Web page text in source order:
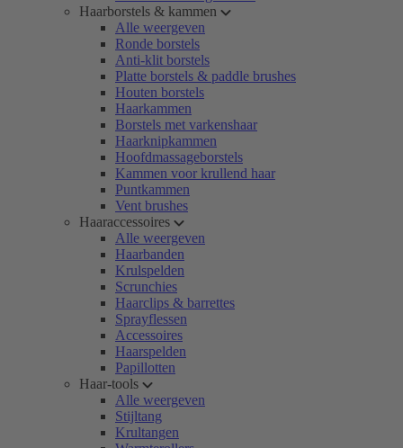
Haarborstels & kammen
Alle weergeven
Ronde borstels
Anti-klit borstels
Platte borstels & paddle brushes
Houten borstels
Haarkammen
Borstels met varkenshaar
Haarknipkammen
Hoofdmassageborstels
Kammen voor krullend haar
Puntkammen
Vent brushes
Haaraccessoires
Alle weergeven
Haarbanden
Krulspelden
Scrunchies
Haarclips & barrettes
Sprayflessen
Accessoires
Haarspelden
Papillotten
Haar-tools
Alle weergeven
Stijltang
Krultangen